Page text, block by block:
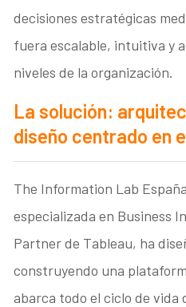
decisiones estratégicas
fuera escalable, intuitiva y
niveles de la organización.
La solución:
diseño centrado en
The Information Lab
especializada en Business
Partner de Tableau, ha
construyendo una
abarca todo el ciclo de vida